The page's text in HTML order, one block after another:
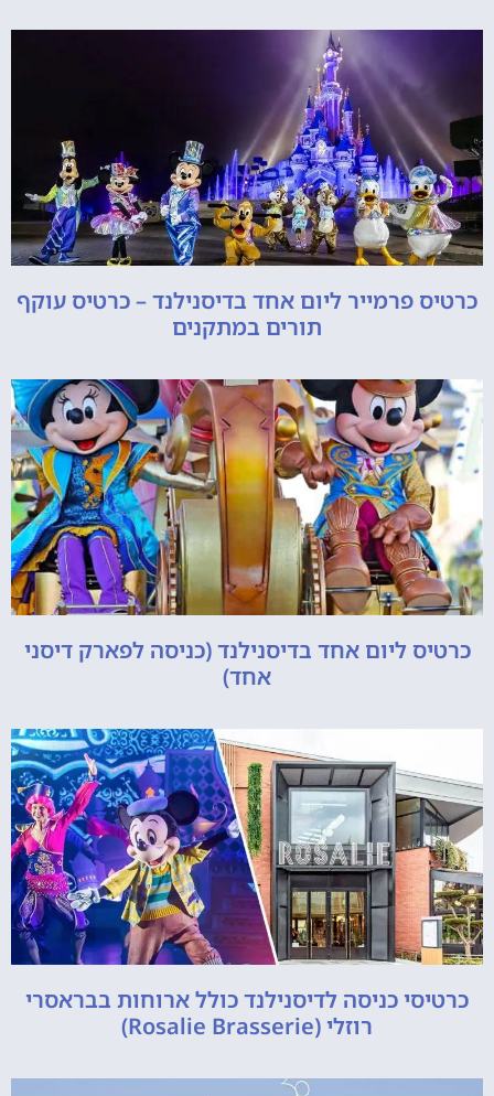
כרטיס פרמייר ליום אחד בדיסנילנד – כרטיס עוקף
תורים במתקנים
כרטיס ליום אחד בדיסנילנד (כניסה לפארק דיסני
אחד)
כרטיסי כניסה לדיסנילנד כולל ארוחות בבראסרי
רוזלי (Rosalie Brasserie)